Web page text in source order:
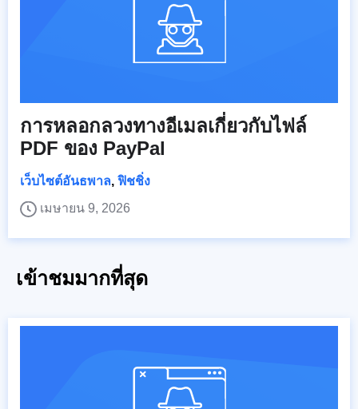
การหลอกลวงทางอีเมลเกี่ยวกับไฟล์
PDF ของ PayPal
เว็บไซต์อันธพาล, ฟิชชิ่ง
เมษายน 9, 2026
เข้าชมมากที่สุด